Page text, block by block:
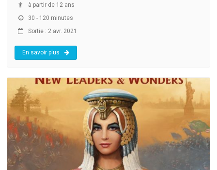
à partir de 12 ans
30 - 120 minutes
Sortie : 2 avr. 2021
En savoir plus